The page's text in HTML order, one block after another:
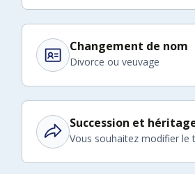
Changement de nom
Divorce ou veuvage
Succession et
Vous souhaitez modifier le